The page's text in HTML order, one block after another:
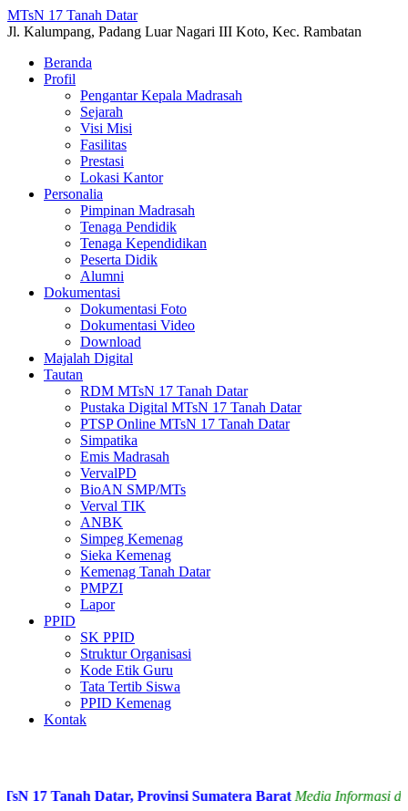
MTsN 17 Tanah Datar
Jl. Kalumpang, Padang Luar Nagari III Koto, Kec. Rambatan
Beranda
Profil
Pengantar Kepala Madrasah
Sejarah
Visi Misi
Fasilitas
Prestasi
Lokasi Kantor
Personalia
Pimpinan Madrasah
Tenaga Pendidik
Tenaga Kependidikan
Peserta Didik
Alumni
Dokumentasi
Dokumentasi Foto
Dokumentasi Video
Download
Majalah Digital
Tautan
RDM MTsN 17 Tanah Datar
Pustaka Digital MTsN 17 Tanah Datar
PTSP Online MTsN 17 Tanah Datar
Simpatika
Emis Madrasah
VervalPD
BioAN SMP/MTs
Verval TIK
ANBK
Simpeg Kemenag
Sieka Kemenag
Kemenag Tanah Datar
PMPZI
Lapor
PPID
SK PPID
Struktur Organisasi
Kode Etik Guru
Tata Tertib Siswa
PPID Kemenag
Kontak
17 Tanah Datar, Provinsi Sumatera Barat Media Informasi dan